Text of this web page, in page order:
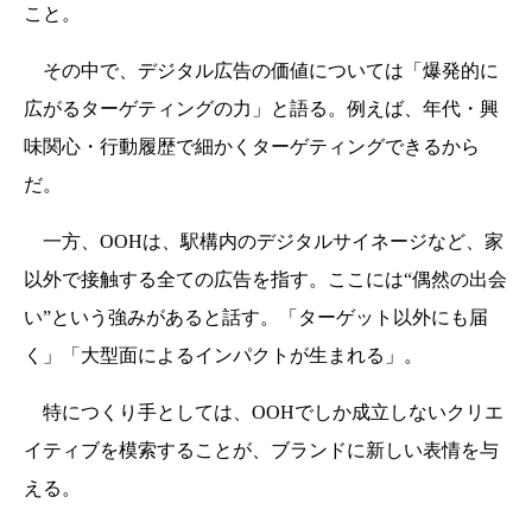
こと。
その中で、デジタル広告の価値については「爆発的に
広がるターゲティングの力」と語る。例えば、 年代・興
味関心・行動履歴で細かくターゲティングできるから
だ。
一方、OOHは、 駅構内のデジタルサイネージなど、家
以外で接触する全ての広告を指す。ここ には“偶然の出会
い”という強みがあると話す。
「ターゲット以外にも届
く」「大型面によるインパクトが生まれる」。
特につくり手としては、OOHでしか成立しないクリエ
イティブを模索することが、ブランドに新しい表情を与
える。